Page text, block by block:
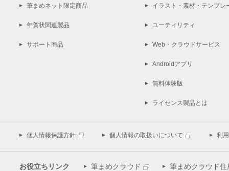
筆まめネット限定商品
年賀状関連製品
サポート商品
イラスト・素材・テンプレ
ユーティリティ
Web・クラウドサービス
Androidアプリ
無料体験版
ライセンス製品とは
個人情報保護方針 個人情報の取扱いについて 利
お役立ちリンク 筆まめクラウド 筆まめクラウド住